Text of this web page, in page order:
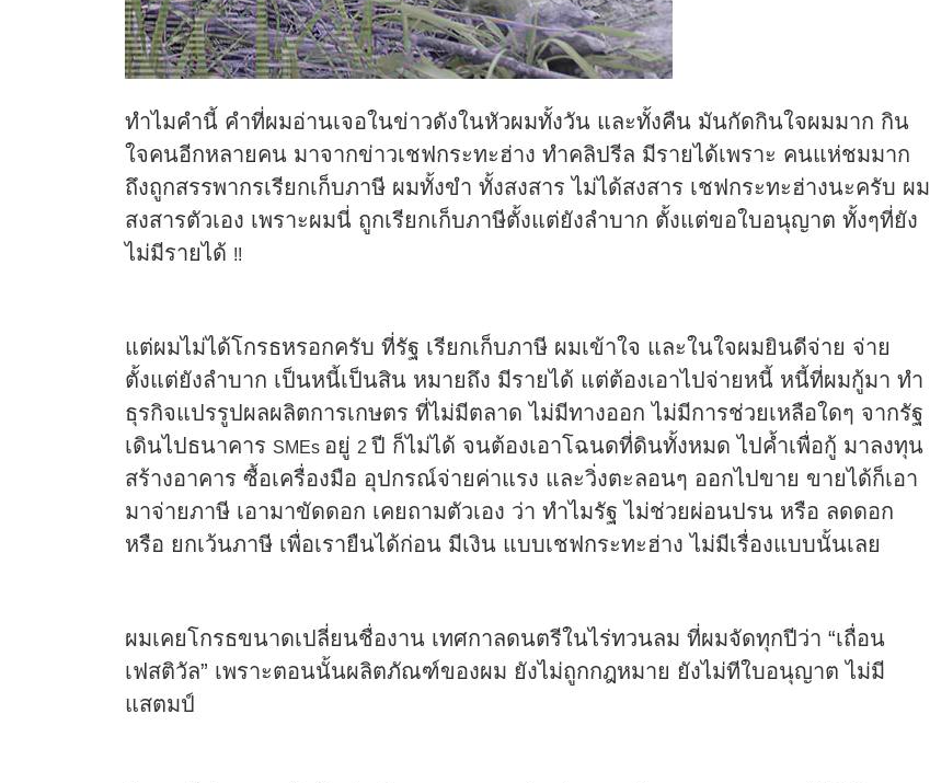
ทำไมคำนี้ คำที่ผมอ่านเจอในข่าวดังในหัวผมทั้งวัน และทั้งคืน มันกัดกินใจผมมาก กิน
ใจคนอีกหลายคน มาจากข่าวเชฟกระทะฮ่าง ทำคลิปรีล มีรายได้เพราะ คนแห่ชมมาก
ถึงถูกสรรพากรเรียกเก็บภาษี ผมทั้งขำ ทั้งสงสาร ไม่ได้สงสาร เชฟกระทะฮ่างนะครับ ผม
สงสารตัวเอง เพราะผมนี่ ถูกเรียกเก็บภาษีตั้งแต่ยังลำบาก ตั้งแต่ขอใบอนุญาต ทั้งๆที่ยัง
ไม่มีรายได้ !!
แต่ผมไม่ได้โกรธหรอกครับ ที่รัฐ เรียกเก็บภาษี ผมเข้าใจ และในใจผมยินดีจ่าย จ่าย
ตั้งแต่ยังลำบาก เป็นหนี้เป็นสิน หมายถึง มีรายได้ แต่ต้องเอาไปจ่ายหนี้ หนี้ที่ผมกู้มา ทำ
ธุรกิจแปรรูปผลผลิตการเกษตร ที่ไม่มีตลาด ไม่มีทางออก ไม่มีการช่วยเหลือใดๆ จากรัฐ
เดินไปธนาคาร SMEs อยู่ 2 ปี ก็ไม่ได้ จนต้องเอาโฉนดที่ดินทั้งหมด ไปค้ำเพื่อกู้ มาลงทุน
สร้างอาคาร ซื้อเครื่องมือ อุปกรณ์จ่ายค่าแรง และวิ่งตะลอนๆ ออกไปขาย ขายได้ก็เอา
มาจ่ายภาษี เอามาขัดดอก เคยถามตัวเอง ว่า ทำไมรัฐ ไม่ช่วยผ่อนปรน หรือ ลดดอก
หรือ ยกเว้นภาษี เพื่อเรายืนได้ก่อน มีเงิน แบบเชฟกระทะฮ่าง ไม่มีเรื่องแบบนั้นเลย
ผมเคยโกรธขนาดเปลี่ยนชื่องาน เทศกาลดนตรีในไร่ทวนลม ที่ผมจัดทุกปีว่า “เถื่อน
เฟสติวัล” เพราะตอนนั้นผลิตภัณฑ์ของผม ยังไม่ถูกกฎหมาย ยังไม่ทีใบอนุญาต ไม่มี
แสตมป์